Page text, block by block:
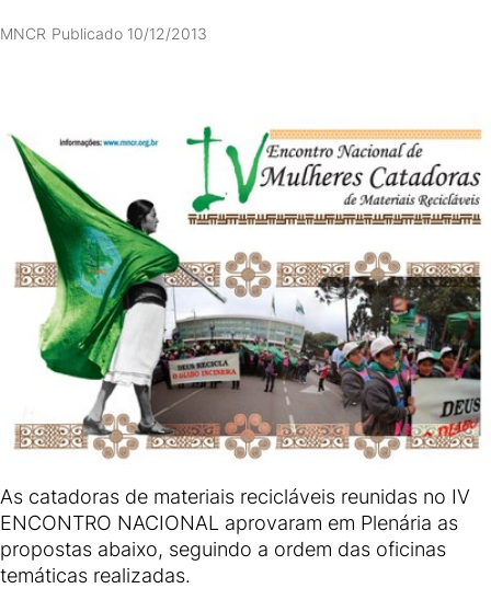
MNCR Publicado 10/12/2013
As catadoras de materiais recicláveis reunidas no IV
ENCONTRO NACIONAL aprovaram em Plenária as
propostas abaixo, seguindo a ordem das oficinas
temáticas realizadas.